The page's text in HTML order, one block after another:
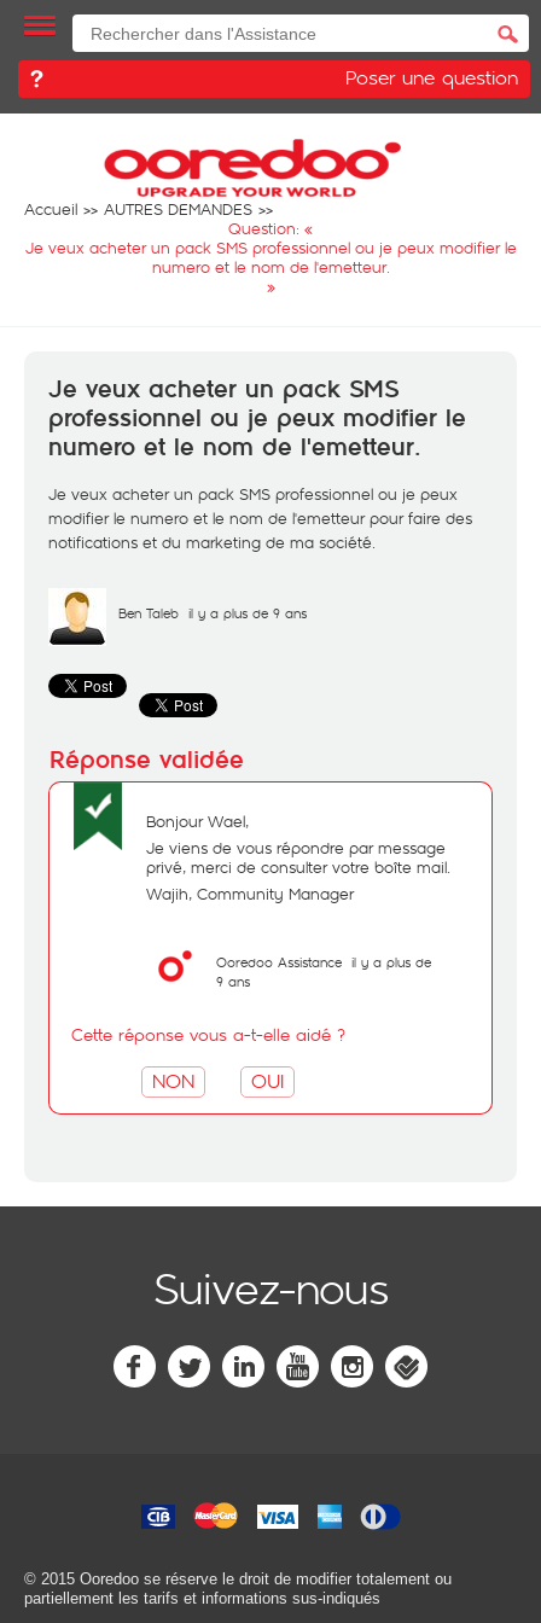
Poser une question
Accueil
AUTRES DEMANDES
Question: «
Je veux acheter un pack SMS professionnel ou je peux modifier le
numero et le nom de l'emetteur.
»
Je veux acheter un pack SMS
professionnel ou je peux modifier le
numero et le nom de l'emetteur.
Je veux acheter un pack SMS professionnel ou je peux
modifier le numero et le nom de l'emetteur pour faire des
notifications et du marketing de ma société.
Ben Taleb il y a plus de 9 ans
Bonjour Wael,
Je viens de vous répondre par message
privé, merci de consulter votre boîte mail.
Wajih, Community Manager
Ooredoo Assistance il y a plus de
9 ans
Cette réponse vous a-t-elle aidé ?
NON OUI
Suivez-nous
© 2015 Ooredoo se réserve le droit de modifier totalement ou
partiellement les tarifs et informations sus-indiqués